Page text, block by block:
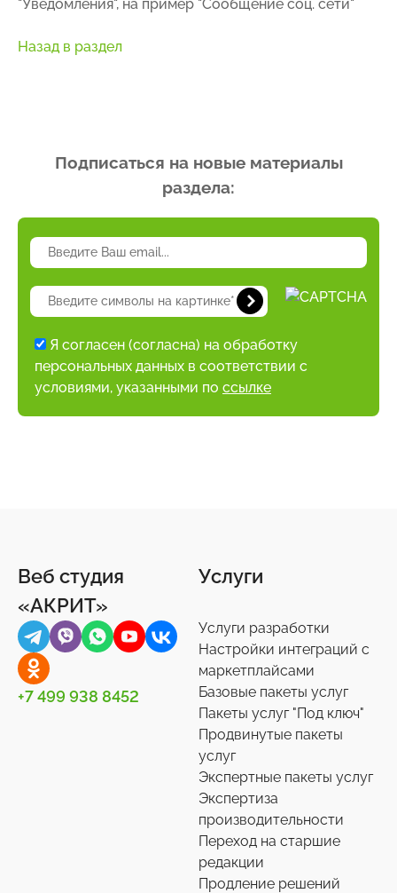
"Уведомления", на пример "Сообщение соц. сети"
Назад в раздел
Подписаться на новые материалы
раздела:
Я согласен (согласна) на обработку
персональных данных в соответствии с
условиями, указанными по ссылке
Веб студия
«АКРИТ»
+7 499 938 8452
Услуги
Услуги разработки
Настройки интеграций с
маркетплайсами
Базовые пакеты услуг
Пакеты услуг "Под ключ"
Продвинутые пакеты
услуг
Экспертные пакеты услуг
Экспертиза
производительности
Переход на старшие
редакции
Продление решений